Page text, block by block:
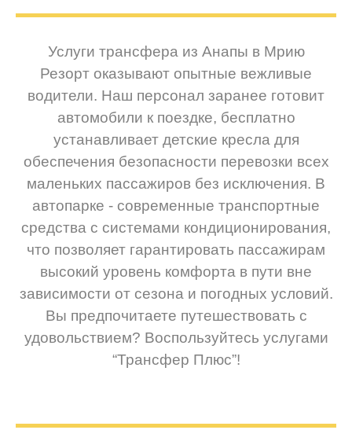
Услуги трансфера из Анапы в Мрию
Резорт оказывают опытные вежливые
водители. Наш персонал заранее готовит
автомобили к поездке, бесплатно
устанавливает детские кресла для
обеспечения безопасности перевозки всех
маленьких пассажиров без исключения. В
автопарке - современные транспортные
средства с системами кондиционирования,
что позволяет гарантировать пассажирам
высокий уровень комфорта в пути вне
зависимости от сезона и погодных условий.
Вы предпочитаете путешествовать с
удовольствием? Воспользуйтесь услугами
“Трансфер Плюс”!